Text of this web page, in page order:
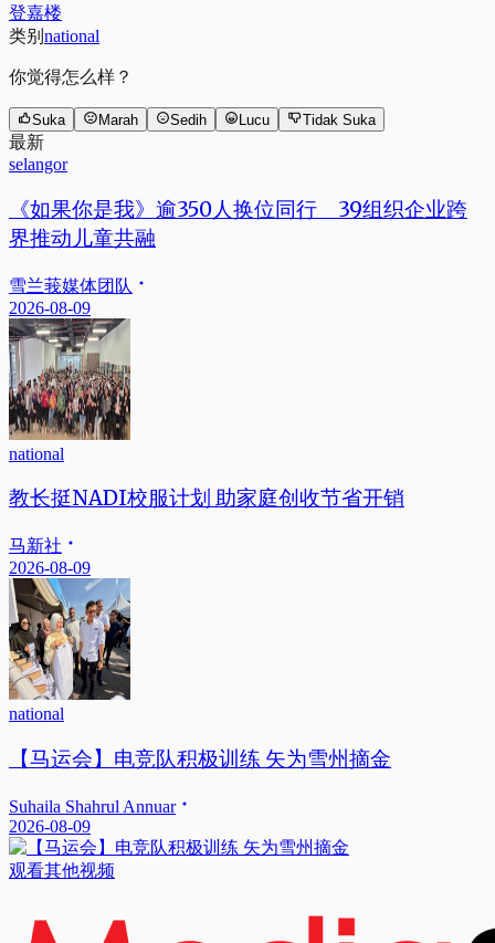
登嘉楼
类别 national
你觉得怎么样？
Suka Marah Sedih Lucu Tidak Suka
最新
selangor
《如果你是我》逾350人换位同行 39组织企业跨
界推动儿童共融
雪兰莪媒体团队
2026-08-09
national
教长挺NADI校服计划 助家庭创收节省开销
马新社
2026-08-09
national
【马运会】电竞队积极训练 矢为雪州摘金
Suhaila Shahrul Annuar
2026-08-09
观看其他视频